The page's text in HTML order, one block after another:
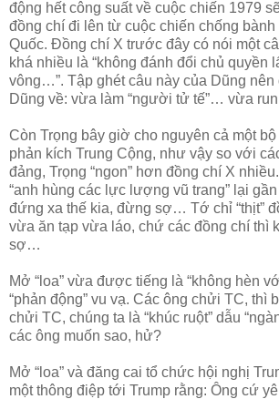
động hết công suất về cuộc chiến 1979
đồng chí đi lên từ cuộc chiến chống
Quốc. Đồng chí X trước đây có nói một
khá nhiều là “không đánh đổi chủ quyền
vông…”. Tập ghét câu này của Dũng nên
Dũng về: vừa làm “người tử tế”… vừa
Còn Trọng bây giờ cho nguyên cả một
phản kích Trung Cộng, như vậy so với
đảng, Trọng “ngon” hơn đồng chí X
“anh hùng các lực lượng vũ trang” lại
đứng xa thế kia, đừng sợ… Tớ chỉ “thịt”
vừa ăn tạp vừa láo, chứ các đồng chí thì
sợ…
Mở “loa” vừa được tiếng là “không hèn
“phản động” vu vạ. Các ông chửi TC, thì
chửi TC, chúng ta là “khúc ruột” dẫu
các ông muốn sao, hử?
Mở “loa” và đăng cai tổ chức hội nghị
một thông điệp tới Trump rằng: Ông cứ